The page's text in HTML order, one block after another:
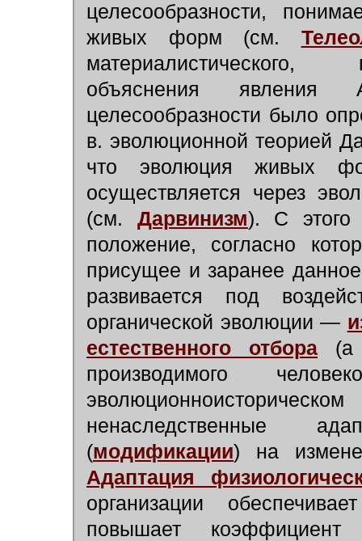
целесообразности,
живых форм (см.
материалистического,
объяснения
целесообразности было
в. эволюционной теорией
что эволюция живых
осуществляется через
(см. Дарвинизм). С этого
положение, согласно
присущее и заранее
развивается под
органической эволюции —
естественного отбора(а
производимого
ненаследственные
(модификации) на
Адаптация
организации
повышает